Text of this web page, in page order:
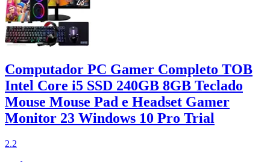
Computador PC Gamer Completo TOB
Intel Core i5 SSD 240GB 8GB Teclado
Mouse Mouse Pad e Headset Gamer
Monitor 23 Windows 10 Pro Trial
2.2